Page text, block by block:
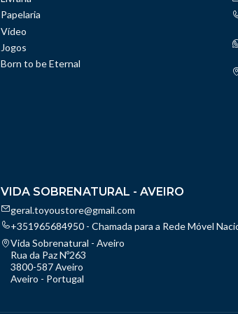
Papelaria
Vídeo
Jogos
Born to be Eternal
VIDA SOBRENATURAL - AVEIRO
geral.toyoustore@gmail.com
+351965684950 - Chamada para a Rede Móvel
Vida Sobrenatural - Aveiro
Rua da Paz Nº263
3800-587 Aveiro
Aveiro - Portugal